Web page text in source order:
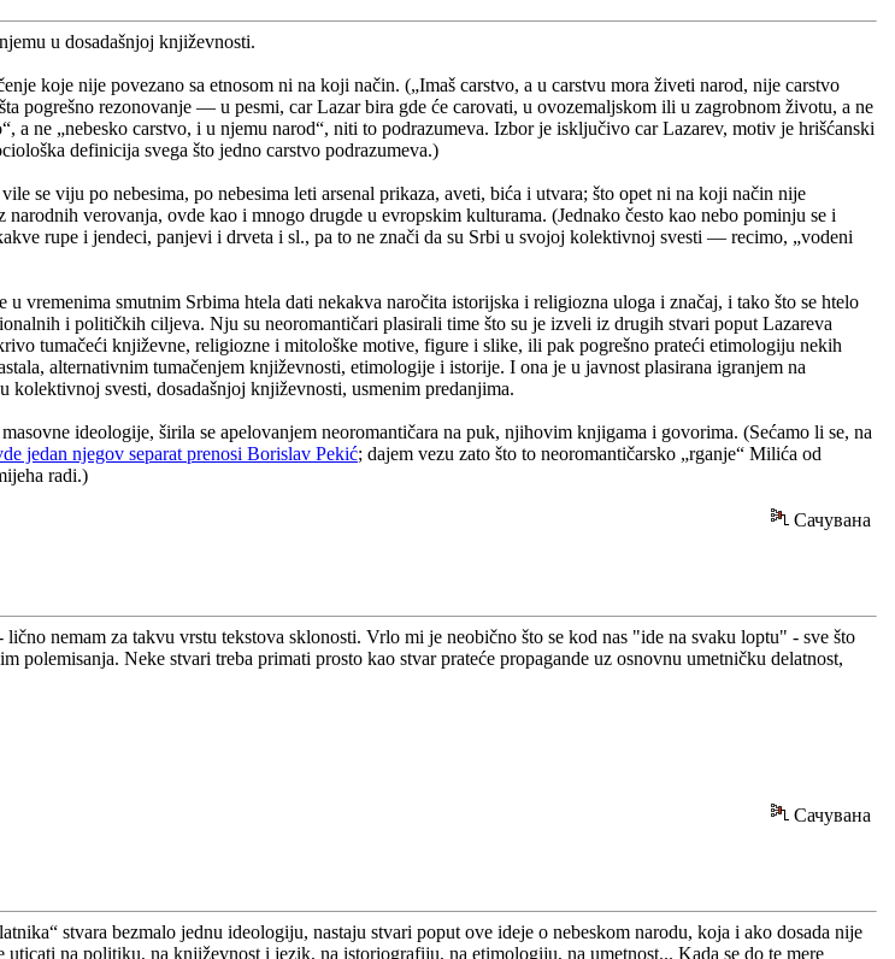
u dosadašnjoj književnosti.
koje nije povezano sa etnosom ni na koji način. („Imaš carstvo, a u carstvu mora živeti narod, nije carstvo
pogrešno rezonovanje — u pesmi, car Lazar bira gde će carovati, u ovozemaljskom ili u zagrobnom životu, a ne
a ne „nebesko carstvo, i u njemu narod“, niti to podrazumeva. Izbor je isključivo car Lazarev, motiv je hrišćanski
definicija svega što jedno carstvo podrazumeva.)
se viju po nebesima, po nebesima leti arsenal prikaza, aveti, bića i utvara; što opet ni na koji način nije
verovanja, ovde kao i mnogo drugde u evropskim kulturama. (Jednako često kao nebo pominju se i
rupe i jendeci, panjevi i drveta i sl., pa to ne znači da su Srbi u svojoj kolektivnoj svesti — recimo, „vodeni
u vremenima smutnim Srbima htela dati nekakva naročita istorijska i religiozna uloga i značaj, i tako što se htelo
i političkih ciljeva. Nju su neoromantičari plasirali time što su je izveli iz drugih stvari poput Lazareva
tumačeći književne, religiozne i mitološke motive, figure i slike, ili pak pogrešno prateći etimologiju nekih
alternativnim tumačenjem književnosti, etimologije i istorije. I ona je u javnost plasirana igranjem na
svesti, dosadašnjoj književnosti, usmenim predanjima.
ideologije, širila se apelovanjem neoromantičara na puk, njihovim knjigama i govorima. (Sećamo li se, na
jedan njegov separat prenosi Borislav Pekić; dajem vezu zato što to neoromantičarsko „rganje“ Milića od
radi.)
Сачувана
nemam za takvu vrstu tekstova sklonosti. Vrlo mi je neobično što se kod nas "ide na svaku loptu" - sve što
polemisanja. Neke stvari treba primati prosto kao stvar prateće propagande uz osnovnu umetničku delatnost,
Сачувана
stvara bezmalo jednu ideologiju, nastaju stvari poput ove ideje o nebeskom narodu, koja i ako dosada nije
na politiku, na književnost i jezik, na istoriografiju, na etimologiju, na umetnost... Kada se do te mere